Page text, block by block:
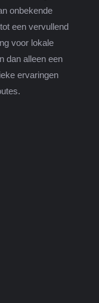
onbekende
een vervullend
voor lokale
dan alleen een
ervaringen